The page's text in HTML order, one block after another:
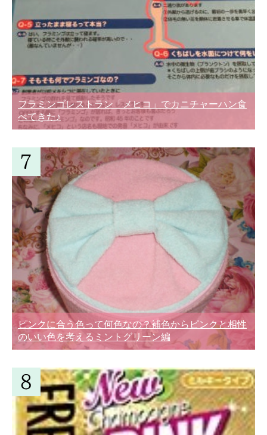
フラミンゴレストラン「メヒコ」でカニチャーハン食
べてきた♪
ピンクに合う色って何色なの？補色からピンクと相性
のいい色を考えるミントグリーン編